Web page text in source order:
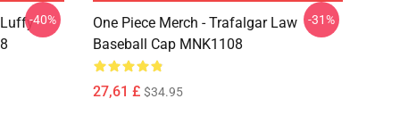
Luffy-40%
One Piece Merch - Trafalgar Law
Baseball Cap MNK1108
27,61 £ $34.95
-31%